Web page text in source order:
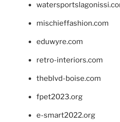
mischieffashion.com
eduwyre.com
retro-interiors.com
theblvd-boise.com
fpet2023.org
e-smart2022.org